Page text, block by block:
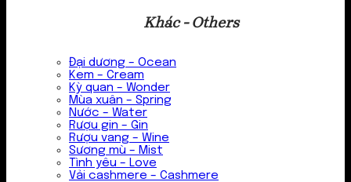
Khác - Others
Đại dương – Ocean
Kem – Cream
Kỳ quan – Wonder
Mùa xuân – Spring
Nước – Water
Rượu gin – Gin
Rượu vang – Wine
Sương mù – Mist
Tình yêu – Love
Vải cashmere – Cashmere